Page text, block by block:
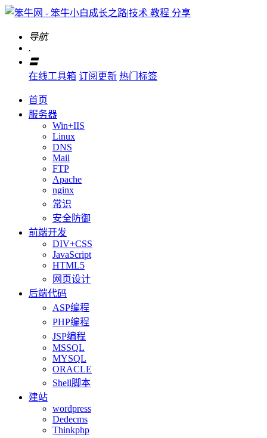
导航
.
〓
在线工具箱 订阅更新 热门标签
首页
服务器
Win+IIS
Linux
DNS
Mail
FTP
Apache
nginx
常识
安全防御
前端开发
DIV+CSS
JavaScript
HTML5
网页设计
后端代码
ASP编程
PHP编程
JSP编程
MSSQL
MYSQL
ORACLE
Shell脚本
建站
wordpress
Dedecms
Thinkphp